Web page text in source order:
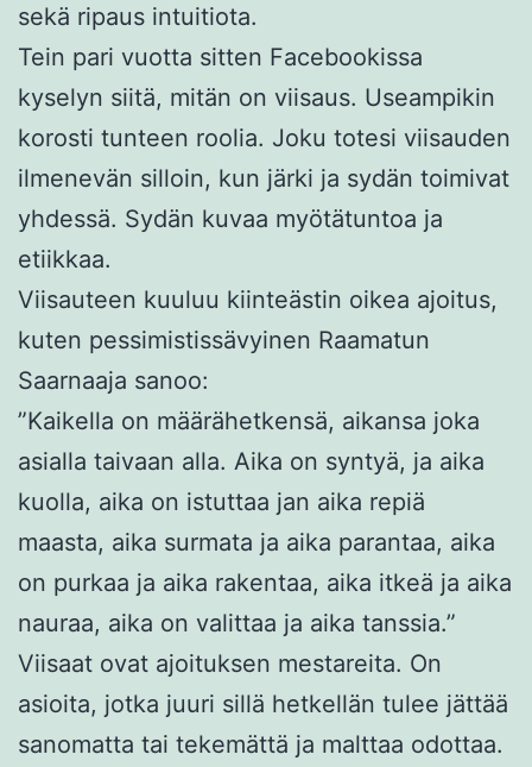
sekä ripaus intuitiota.
Tein pari vuotta sitten Facebookissa
kyselyn siitä, mitän on viisaus. Useampikin
korosti tunteen roolia. Joku totesi viisauden
ilmenevän silloin, kun järki ja sydän toimivat
yhdessä. Sydän kuvaa myötätuntoa ja
etiikkaa.
Viisauteen kuuluu kiinteästin oikea ajoitus,
kuten pessimistissävyinen Raamatun
Saarnaaja sanoo:
”Kaikella on määrähetkensä, aikansa joka
asialla taivaan alla. Aika on syntyä, ja aika
kuolla, aika on istuttaa jan aika repiä
maasta, aika surmata ja aika parantaa, aika
on purkaa ja aika rakentaa, aika itkeä ja aika
nauraa, aika on valittaa ja aika tanssia.”
Viisaat ovat ajoituksen mestareita. On
asioita, jotka juuri sillä hetkellän tulee jättää
sanomatta tai tekemättä ja malttaa odottaa.